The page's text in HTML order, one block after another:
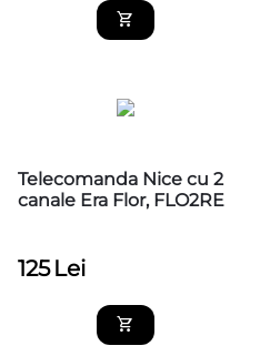
Telecomanda Nice cu 2
canale Era Flor, FLO2RE
125 Lei